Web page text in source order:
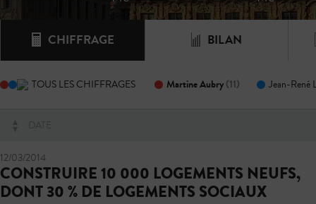
CHIFFRAGE BILAN
TOUS LES CHIFFRAGES Martine Aubry(11) Jean-René
12/03/2014
CONSTRUIRE 10 000 LOGEMENTS NEUFS,
DONT 30 % DE LOGEMENTS SOCIAUX